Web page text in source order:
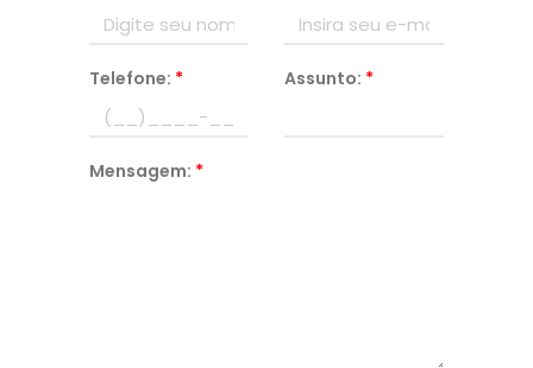
Telefone: * Assunto: *
Mensagem: *